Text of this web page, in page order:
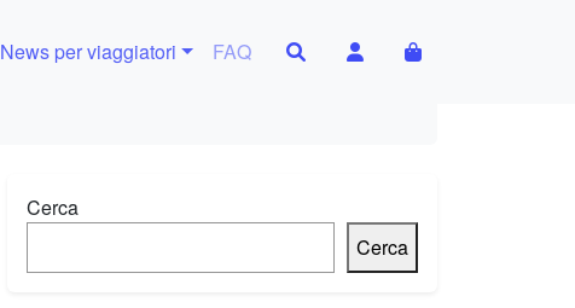
News per viaggiatori FAQ SearchAccountCart
Cerca
Cerca